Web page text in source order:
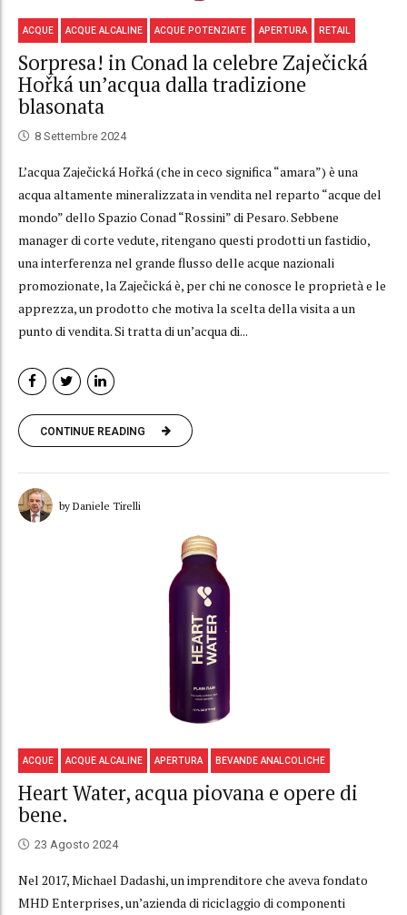
ACQUE ACQUE ALCALINE ACQUE POTENZIATE APERTURA RETAIL
Sorpresa! in Conad la celebre Zaječická
Hořká un’acqua dalla tradizione
blasonata
8 Settembre 2024
L’acqua Zaječická Hořká (che in ceco significa “amara”) è una
acqua altamente mineralizzata in vendita nel reparto “acque del
mondo” dello Spazio Conad “Rossini” di Pesaro. Sebbene
manager di corte vedute, ritengano questi prodotti un fastidio,
una interferenza nel grande flusso delle acque nazionali
promozionate, la Zaječická è, per chi ne conosce le proprietà e le
apprezza, un prodotto che motiva la scelta della visita a un
punto di vendita. Si tratta di un’acqua di...
CONTINUE READING
by Daniele Tirelli
ACQUE ACQUE ALCALINE APERTURA BEVANDE ANALCOLICHE
Heart Water, acqua piovana e opere di
bene.
23 Agosto 2024
Nel 2017, Michael Dadashi, un imprenditore che aveva fondato
MHD Enterprises, un’azienda di riciclaggio di componenti